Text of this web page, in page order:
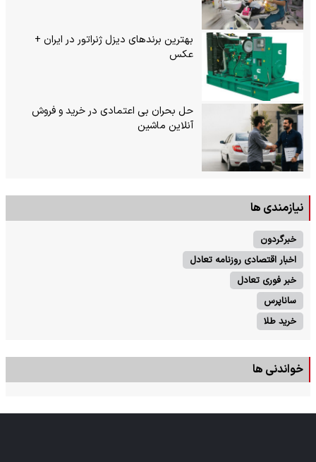
بهترین برندهای دیزل ژنراتور در ایران +
عکس
حل بحران بی‌ اعتمادی در خرید و فروش
آنلاین ماشین
نیازمندی ها
خبرگردون
اخبار اقتصادی روزنامه تعادل
خبر فوری تعادل
ساناپرس
خرید طلا
خواندنی ها